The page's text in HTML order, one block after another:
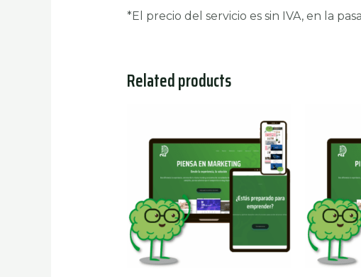
*El precio del servicio es sin IVA, en la
Related products